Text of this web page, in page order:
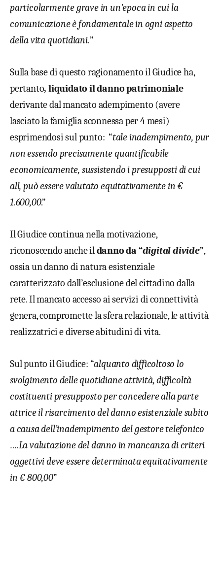
particolarmente grave in un’epoca in cui la
comunicazione è fondamentale in ogni aspetto
della vita quotidiani.”
Sulla base di questo ragionamento il Giudice ha,
pertanto, liquidato il danno patrimoniale
derivante dal mancato adempimento (avere
lasciato la famiglia sconnessa per 4 mesi)
esprimendosi sul punto: “tale inadempimento, pur
non essendo precisamente quantificabile
economicamente, sussistendo i presupposti di cui
all, può essere valutato equitativamente in €
1.600,00.”
Il Giudice continua nella motivazione,
riconoscendo anche ildanno da “digital divide”,
ossia un danno di natura esistenziale
caratterizzato dall’esclusione del cittadino dalla
rete. Il mancato accesso ai servizi di connettività
genera, compromette la sfera relazionale, le attività
realizzatrici e diverse abitudini di vita.
Sul punto il Giudice: “alquanto difficoltoso lo
svolgimento delle quotidiane attività, difficoltà
costituenti presupposto per concedere alla parte
attrice il risarcimento del danno esistenziale subito
a causa dell’inadempimento del gestore telefonico
….La valutazione del danno in mancanza di criteri
oggettivi deve essere determinata equitativamente
in € 800,00”